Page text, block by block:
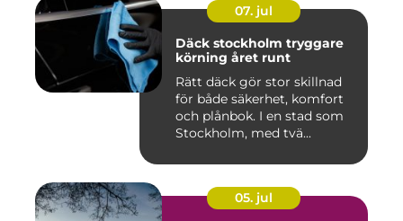
07. jul
Däck stockholm tryggare
körning året runt
Rätt däck gör stor skillnad
för både säkerhet, komfort
och plånbok. I en stad som
Stockholm, med tvä...
05. jul